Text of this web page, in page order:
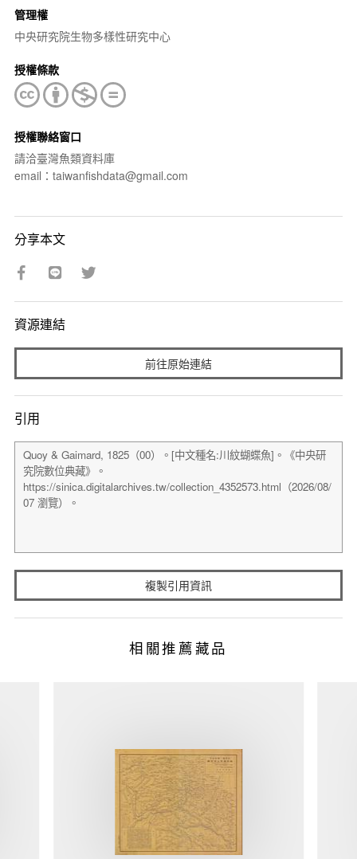
管理權
中央研究院生物多樣性研究中心
授權條款
授權聯絡窗口
請洽臺灣魚類資料庫
email：taiwanfishdata@gmail.com
分享本文
資源連結
前往原始連結
引用
複製引用資訊
相關推薦藏品